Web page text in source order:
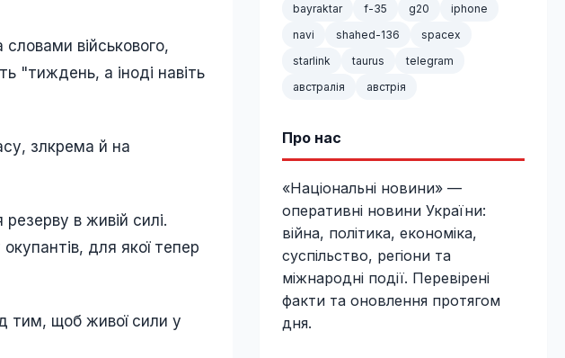
військового,
"тиждень, а іноді навіть
злкрема й на
в живій силі.
для якої тепер
тим, щоб живої сили у
bayraktar f-35 g20
iphone
navi
shahed-136
spacex
starlink
taurus
telegram
австралія
австрія
Про нас
«Національні новини» —
оперативні новини України:
війна, політика, економіка,
суспільство, регіони та
міжнародні події. Перевірені
факти та оновлення протягом
дня.